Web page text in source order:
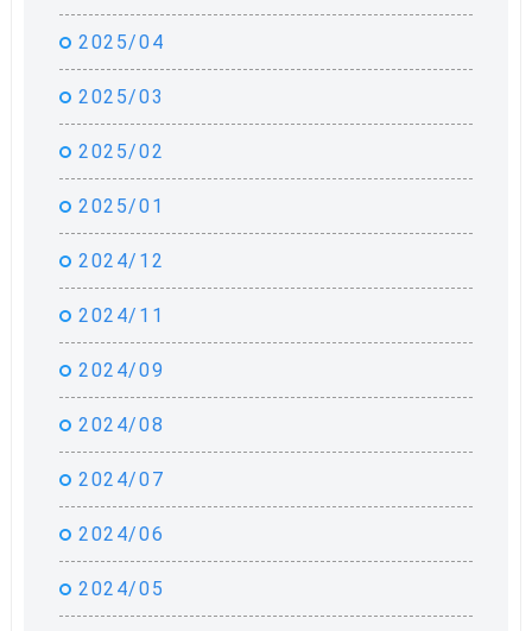
2025/04
2025/03
2025/02
2025/01
2024/12
2024/11
2024/09
2024/08
2024/07
2024/06
2024/05